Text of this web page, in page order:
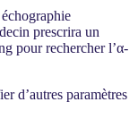
prescrira un
pour rechercher l’α-
d’autres paramètres